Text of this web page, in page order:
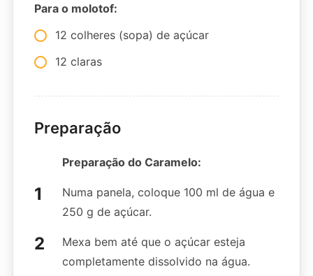
Para o molotof:
12 colheres (sopa) de açúcar
12 claras
Preparação
Preparação do Caramelo:
Numa panela, coloque 100 ml de água e
250 g de açúcar.
Mexa bem até que o açúcar esteja
completamente dissolvido na água.